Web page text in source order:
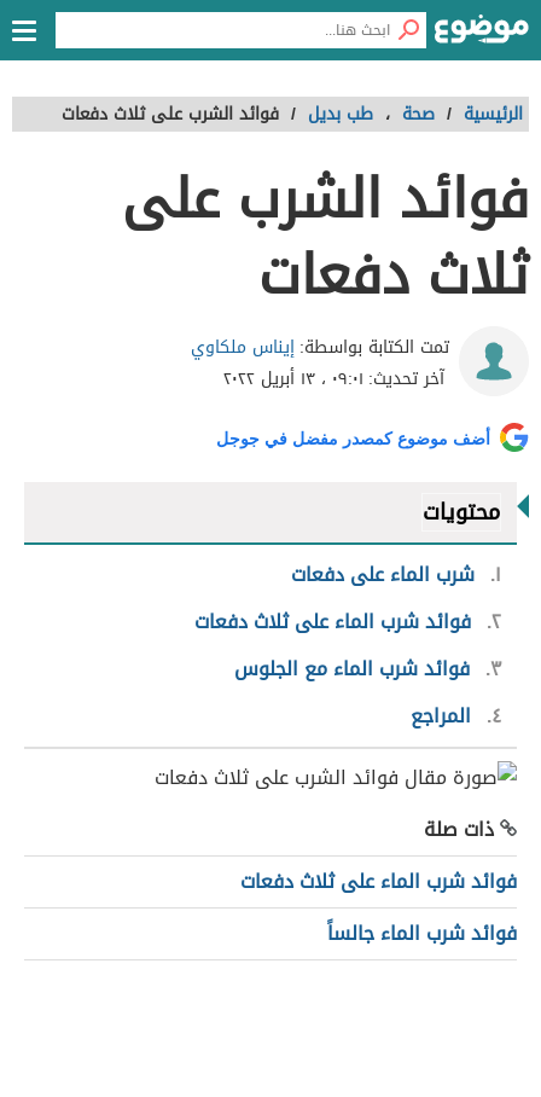
الرئيسية / صحة ، طب بديل / فوائد الشرب على ثلاث دفعات
فوائد الشرب على
ثلاث دفعات
تمت الكتابة بواسطة:إيناس ملكاوي
آخر تحديث: ٠٩:٠١ ، ١٣ أبريل ٢٠٢٢
أضف موضوع كمصدر مفضل في جوجل
محتويات
١ شرب الماء على دفعات
٢ فوائد شرب الماء على ثلاث دفعات
٣ فوائد شرب الماء مع الجلوس
٤
المراجع
ذات صلة
فوائد شرب الماء على ثلاث دفعات
فوائد شرب الماء جالساً